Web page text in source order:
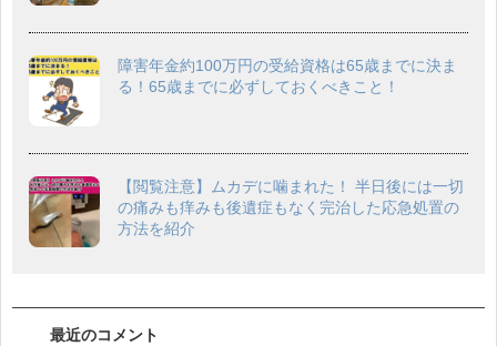
障害年金約100万円の受給資格は65歳までに決ま
る！65歳までに必ずしておくべきこと！
【閲覧注意】ムカデに噛まれた！ 半日後には一切
の痛みも痒みも後遺症もなく完治した応急処置の
方法を紹介
最近のコメント